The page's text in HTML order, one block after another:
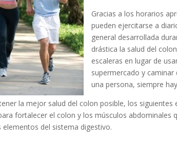
Gracias a los horarios
pueden ejercitarse a
general desarrollada
drástica la salud del
escaleras en lugar de
supermercado y
una persona, siempre
la mejor salud del colon posible, los
fortalecer el colon y los músculos abdominales
elementos del sistema digestivo.